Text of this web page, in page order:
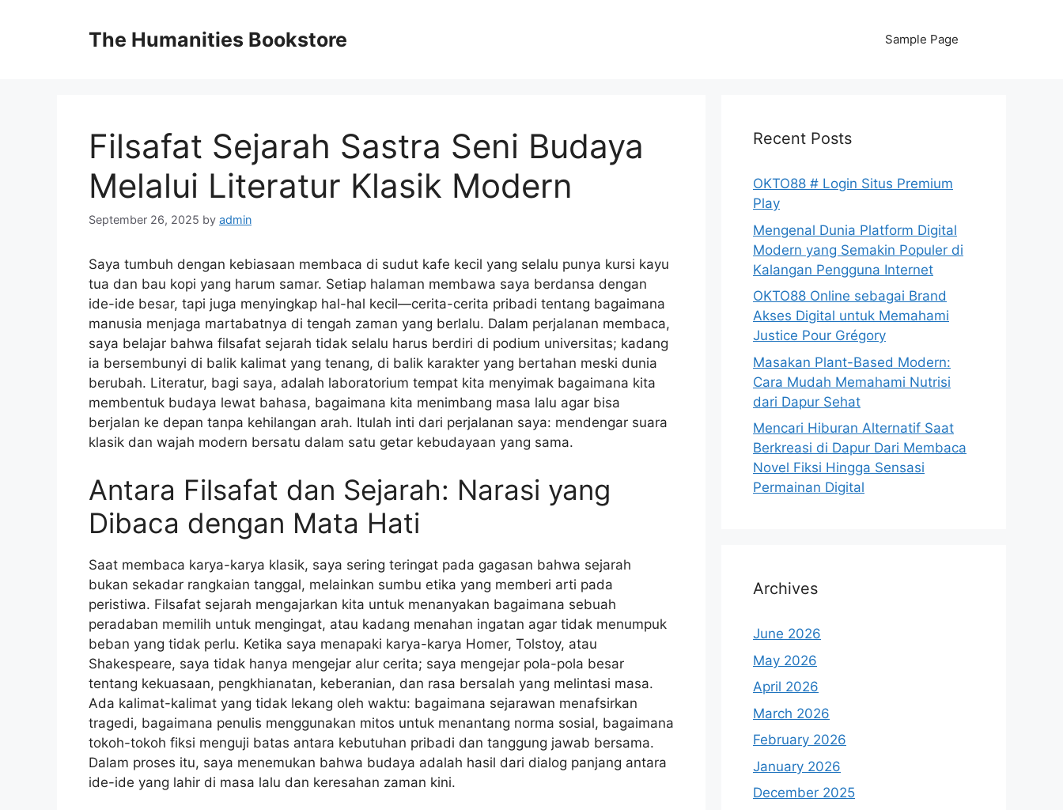
The Humanities Bookstore Sample Page
Filsafat Sejarah Sastra Seni Budaya
Melalui Literatur Klasik Modern
September 26, 2025 by admin
Saya tumbuh dengan kebiasaan membaca di sudut kafe kecil yang selalu punya kursi kayu
tua dan bau kopi yang harum samar. Setiap halaman membawa saya berdansa dengan
ide-ide besar, tapi juga menyingkap hal-hal kecil—cerita-cerita pribadi tentang bagaimana
manusia menjaga martabatnya di tengah zaman yang berlalu. Dalam perjalanan membaca,
saya belajar bahwa filsafat sejarah tidak selalu harus berdiri di podium universitas; kadang
ia bersembunyi di balik kalimat yang tenang, di balik karakter yang bertahan meski dunia
berubah. Literatur, bagi saya, adalah laboratorium tempat kita menyimak bagaimana kita
membentuk budaya lewat bahasa, bagaimana kita menimbang masa lalu agar bisa
berjalan ke depan tanpa kehilangan arah. Itulah inti dari perjalanan saya: mendengar suara
klasik dan wajah modern bersatu dalam satu getar kebudayaan yang sama.
Antara Filsafat dan Sejarah: Narasi yang
Dibaca dengan Mata Hati
Saat membaca karya-karya klasik, saya sering teringat pada gagasan bahwa sejarah
bukan sekadar rangkaian tanggal, melainkan sumbu etika yang memberi arti pada
peristiwa. Filsafat sejarah mengajarkan kita untuk menanyakan bagaimana sebuah
peradaban memilih untuk mengingat, atau kadang menahan ingatan agar tidak menumpuk
beban yang tidak perlu. Ketika saya menapaki karya-karya Homer, Tolstoy, atau
Shakespeare, saya tidak hanya mengejar alur cerita; saya mengejar pola-pola besar
tentang kekuasaan, pengkhianatan, keberanian, dan rasa bersalah yang melintasi masa.
Ada kalimat-kalimat yang tidak lekang oleh waktu: bagaimana sejarawan menafsirkan
tragedi, bagaimana penulis menggunakan mitos untuk menantang norma sosial, bagaimana
tokoh-tokoh fiksi menguji batas antara kebutuhan pribadi dan tanggung jawab bersama.
Dalam proses itu, saya menemukan bahwa budaya adalah hasil dari dialog panjang antara
ide-ide yang lahir di masa lalu dan keresahan zaman kini.
Recent Posts
OKTO88 # Login Situs Premium
Play
Mengenal Dunia Platform Digital
Modern yang Semakin Populer di
Kalangan Pengguna Internet
OKTO88 Online sebagai Brand
Akses Digital untuk Memahami
Justice Pour Grégory
Masakan Plant-Based Modern:
Cara Mudah Memahami Nutrisi
dari Dapur Sehat
Mencari Hiburan Alternatif Saat
Berkreasi di Dapur Dari Membaca
Novel Fiksi Hingga Sensasi
Permainan Digital
Archives
June 2026
May 2026
April 2026
March 2026
February 2026
January 2026
December 2025